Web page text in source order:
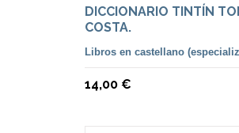
DICCIONARIO TINTÍN
COSTA.
Libros en castellano
14,00 €